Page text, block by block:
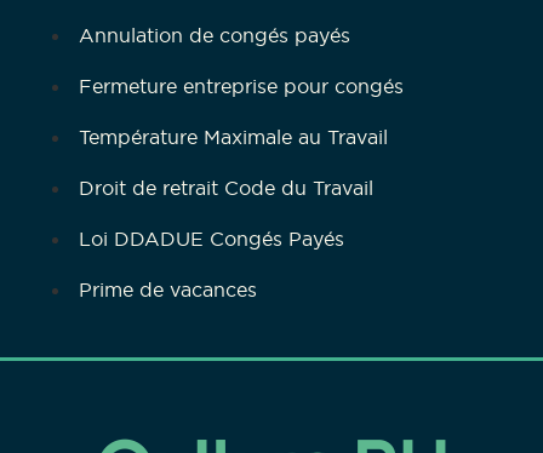
Annulation de congés payés
Fermeture entreprise pour congés
Température Maximale au Travail
Droit de retrait Code du Travail
Loi DDADUE Congés Payés
Prime de vacances